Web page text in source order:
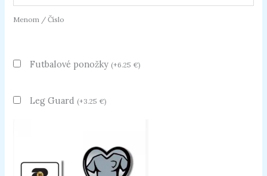
Menom / Číslo
Futbalové ponožky (+6.25 €)
Leg Guard (+3.25 €)